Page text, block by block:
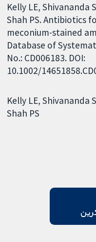
Kelly LE, Shivananda
Shah PS. Antibiotics
meconium-stained
Database of
No.: CD006183. DOI:
10.1002/
Kelly LE Shivananda S
Shah PS